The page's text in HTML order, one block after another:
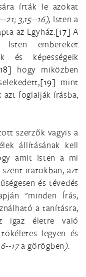
írták le azokat
21; 3,15--16), Isten a
az Egyház.[17] A
Isten embereket
és képességeik
hogy miközben
[19] mint
azt foglalják írásba,
szerzők vagyis a
állításának kell
amit Isten a mi
iratokban, azt
és tévedés
"minden Írás,
a tanításra,
igaz életre való
legyen és
17a görögben).